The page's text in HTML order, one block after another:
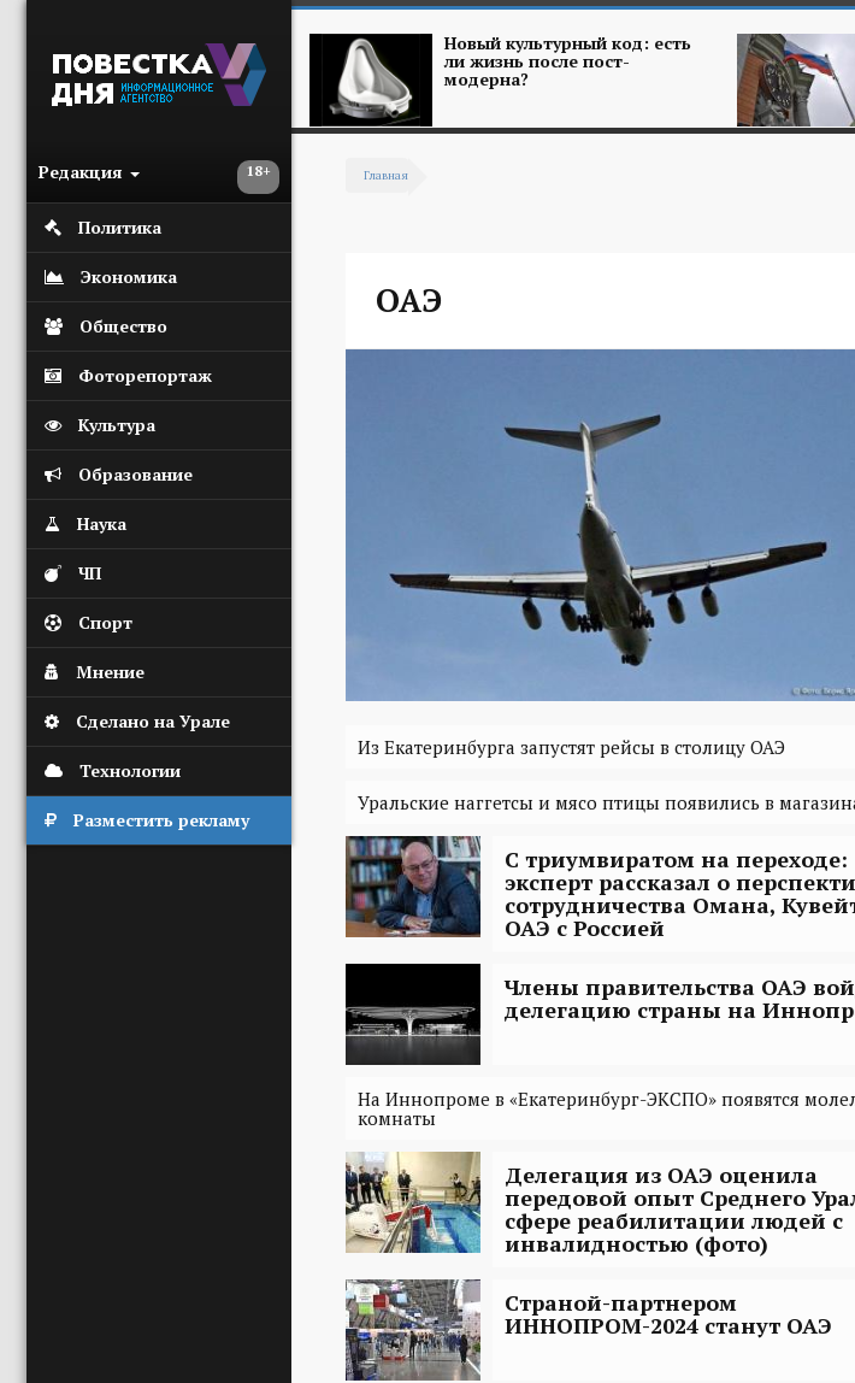
18+
Редакция
Политика
Экономика
Общество
Фоторепортаж
Культура
Образование
Наука
ЧП
Спорт
Мнение
Сделано на Урале
Технологии
Разместить рекламу
Новый культурный код: есть
ли жизнь после пост-
модерна?
Главная
ОАЭ
Из Екатеринбурга запустят рейсы в столицу ОАЭ
Уральские наггетсы и мясо птицы появились в
С триумвиратом на переходе:
эксперт рассказал о
сотрудничества Омана,
ОАЭ с Россией
Члены правительства ОАЭ
делегацию страны на
На Иннопроме в «Екатеринбург-ЭКСПО» появятся
комнаты
Делегация из ОАЭ оценила
передовой опыт Среднего
сфере реабилитации людей с
инвалидностью (фото)
Страной-партнером
ИННОПРОМ-2024 станут ОАЭ